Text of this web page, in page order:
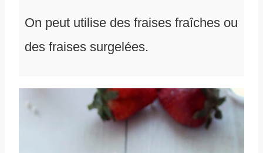
On peut utilise des fraises fraîches ou
des fraises surgelées.